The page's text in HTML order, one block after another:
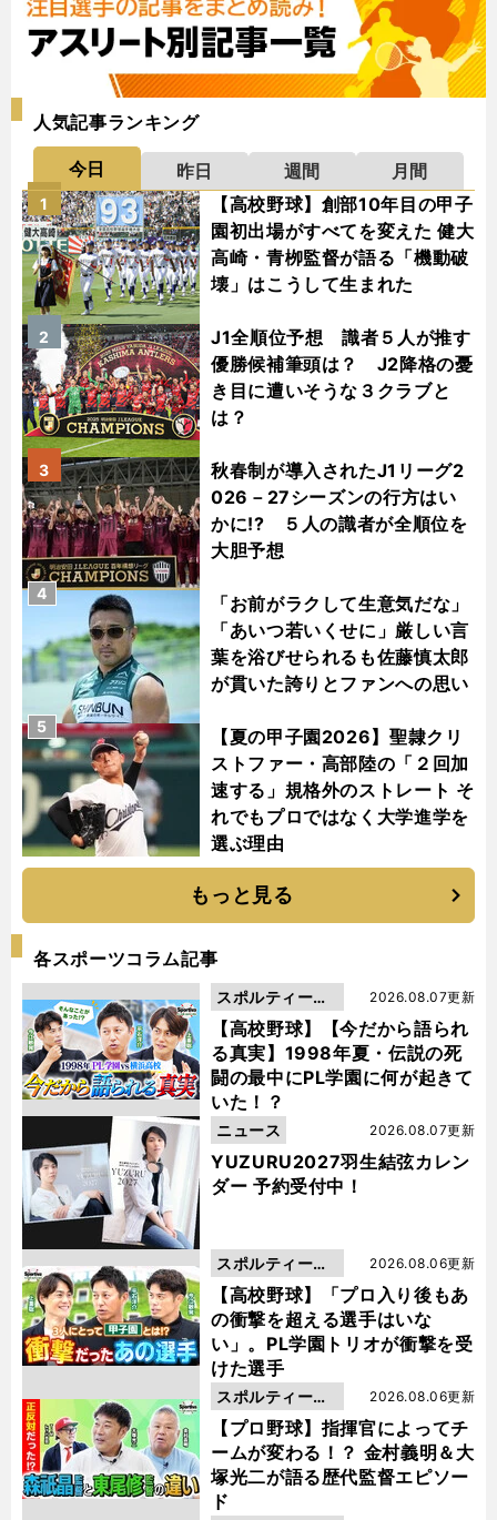
人気記事ランキング
今日 昨日 週間
月間
【高校野球】創部10年目の甲子
園初出場がすべてを変えた 健大
高崎・青栁監督が語る「機動破
壊」はこうして生まれた
1
J1全順位予想 識者５人が推す
優勝候補筆頭は？ J2降格の憂
き目に遭いそうな３クラブと
は？
2
秋春制が導入されたJ1リーグ2
026－27シーズンの行方はい
かに!? ５人の識者が全順位を
大胆予想
3
「お前がラクして生意気だな」
「あいつ若いくせに」厳しい言
葉を浴びせられるも佐藤慎太郎
が貫いた誇りとファンへの思い
4
【夏の甲子園2026】聖隷クリ
ストファー・高部陸の「２回加
速する」規格外のストレート そ
れでもプロではなく大学進学を
選ぶ理由
5
もっと見る
各スポーツコラム記事
【高校野球】【今だから語られ
る真実】1998年夏・伝説の死
闘の最中にPL学園に何が起きて
いた！？
2026.08.07更新
スポルティーバ
動画
YUZURU2027羽生結弦カレン
ダー 予約受付中！
2026.08.07更新
ニュース
【高校野球】「プロ入り後もあ
の衝撃を超える選手はいな
い」。PL学園トリオが衝撃を受
けた選手
2026.08.06更新
スポルティーバ
動画
【プロ野球】指揮官によってチ
ームが変わる！？ 金村義明＆大
塚光二が語る歴代監督エピソー
ド
2026.08.06更新
スポルティーバ
動画